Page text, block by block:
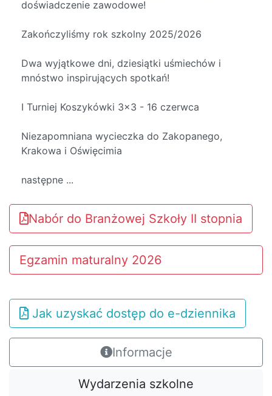
doświadczenie zawodowe!
Zakończyliśmy rok szkolny 2025/2026
Dwa wyjątkowe dni, dziesiątki uśmiechów i
mnóstwo inspirujących spotkań!
I Turniej Koszykówki 3x3 - 16 czerwca
Niezapomniana wycieczka do Zakopanego,
Krakowa i Oświęcimia
następne ...
Nabór do Branżowej Szkoły II stopnia
Egzamin maturalny 2026
Jak uzyskać dostęp do e-dziennika
Informacje
Wydarzenia szkolne